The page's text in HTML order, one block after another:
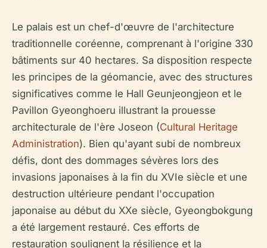
Le palais est un chef-d'œuvre de l'architecture
traditionnelle coréenne, comprenant à l'origine 330
bâtiments sur 40 hectares. Sa disposition respecte
les principes de la géomancie, avec des structures
significatives comme le Hall Geunjeongjeon et le
Pavillon Gyeonghoeru illustrant la prouesse
architecturale de l'ère Joseon (Cultural Heritage
Administration). Bien qu'ayant subi de nombreux
défis, dont des dommages sévères lors des
invasions japonaises à la fin du XVIe siècle et une
destruction ultérieure pendant l'occupation
japonaise au début du XXe siècle, Gyeongbokgung
a été largement restauré. Ces efforts de
restauration soulignent la résilience et la